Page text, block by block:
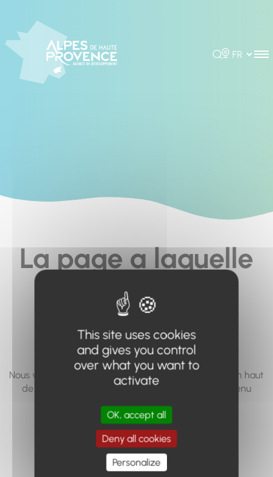
Rechercher
Choisir la
La page a laquelle
vous cherchez à
accéder n'existe
pas... ou plus.
Nous vous invitons à utiliser le moteur de recherche en haut
de page, ou à utiliser le menu pour trouver le contenu
Retour à l'accueil
This site uses cookies
and gives you control
over what you want to
activate
OK, accept all
Deny all cookies
Personalize